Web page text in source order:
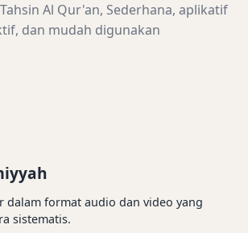
Al Qur'an, Sederhana, aplikatif
dan mudah digunakan
dalam format audio dan video yang
sistematis.